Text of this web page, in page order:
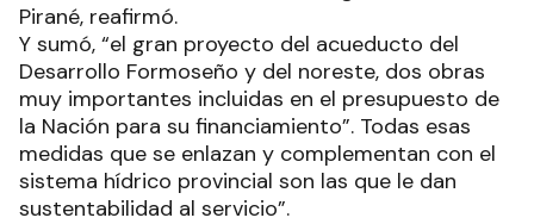
Pirané, reafirmó.
Y sumó, “el gran proyecto del acueducto del
Desarrollo Formoseño y del noreste, dos obras
muy importantes incluidas en el presupuesto de
la Nación para su financiamiento”. Todas esas
medidas que se enlazan y complementan con el
sistema hídrico provincial son las que le dan
sustentabilidad al servicio”.